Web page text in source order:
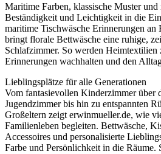
Maritime Farben, klassische Muster
Beständigkeit und Leichtigkeit in die
maritime Tischwäsche Erinnerungen an
bringt florale Bettwäsche eine ruhige,
Schlafzimmer. So werden Heimtextilien
Erinnerungen wachhalten und den
Lieblingsplätze für alle Generationen
Vom fantasievollen Kinderzimmer über
Jugendzimmer bis hin zu entspannten
Großeltern zeigt erwinmueller.de, wie
Familienleben begleiten. Bettwäsche,
Accessoires und personalisierte
Farbe und Persönlichkeit in die Räume.